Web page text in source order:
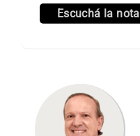
Escuchá la nota